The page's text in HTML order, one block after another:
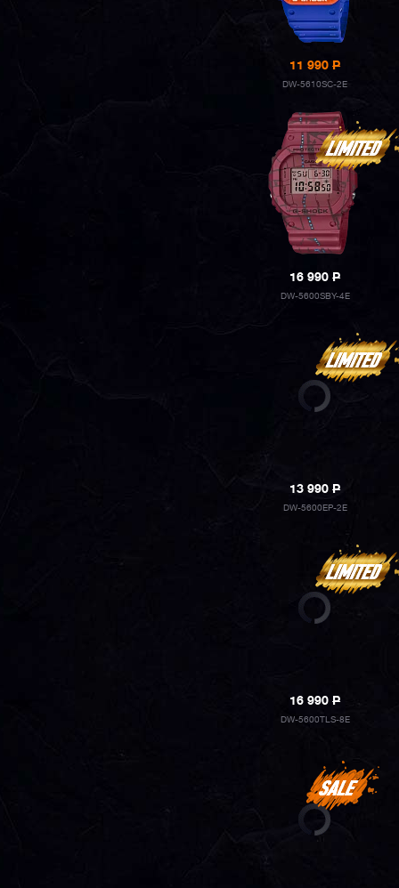
11 990P
DW-5610SC-2E
16 990P
DW-5600SBY-4E
13 990P
DW-5600EP-2E
16 990P
DW-5600TLS-8E